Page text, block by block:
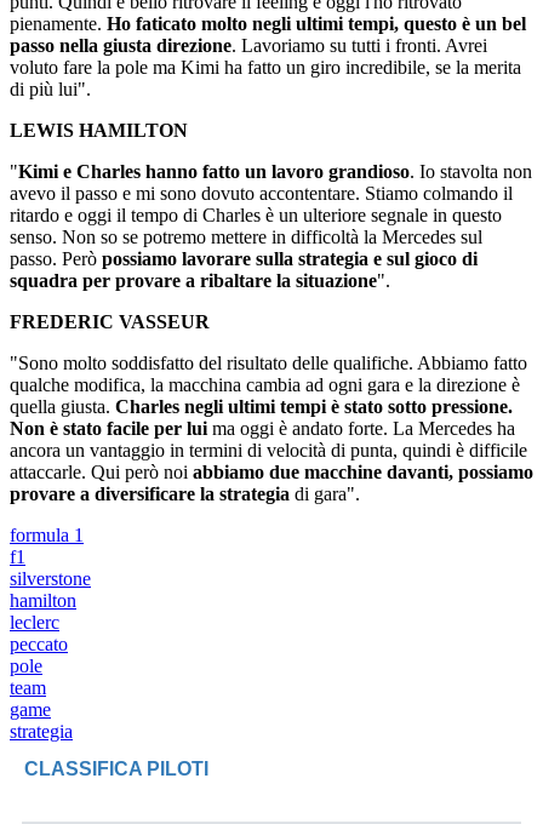
pienamente. Ho faticato molto negli ultimi tempi, questo è un bel
passo nella giusta direzione. Lavoriamo su tutti i fronti. Avrei
voluto fare la pole ma Kimi ha fatto un giro incredibile, se la merita
di più lui".
LEWIS HAMILTON
"Kimi e Charles hanno fatto un lavoro grandioso. Io stavolta non
avevo il passo e mi sono dovuto accontentare. Stiamo colmando il
ritardo e oggi il tempo di Charles è un ulteriore segnale in questo
senso. Non so se potremo mettere in difficoltà la Mercedes sul
passo. Però possiamo lavorare sulla strategia e sul gioco di
squadra per provare a ribaltare la situazione".
FREDERIC VASSEUR
"Sono molto soddisfatto del risultato delle qualifiche. Abbiamo fatto
qualche modifica, la macchina cambia ad ogni gara e la direzione è
quella giusta. Charles negli ultimi tempi è stato sotto pressione.
Non è stato facile per lui ma oggi è andato forte. La Mercedes ha
ancora un vantaggio in termini di velocità di punta, quindi è difficile
attaccarle. Qui però noi abbiamo due macchine davanti, possiamo
provare a diversificare la strategia di gara".
formula 1
f1
silverstone
hamilton
leclerc
peccato
pole
team
game
strategia